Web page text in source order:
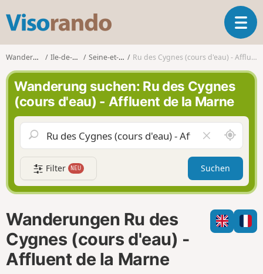
s
o
r
a
n
d
o
T
o
g
a
v
g
a
t
i
n
Wanderungen Ile-de-France Seine-et-Marne Ru des Cygnes (cours d'eau) - Affluent de la Marne
Wanderung suchen: Ru des Cygnes
(cours d'eau) - Affluent de la Marne
e
l
d
l
e
e
e
S
c
h
u
m
i
h
Filter NEU Suchen
Wanderungen Ru des
Cygnes (cours d'eau) -
Affluent de la Marne